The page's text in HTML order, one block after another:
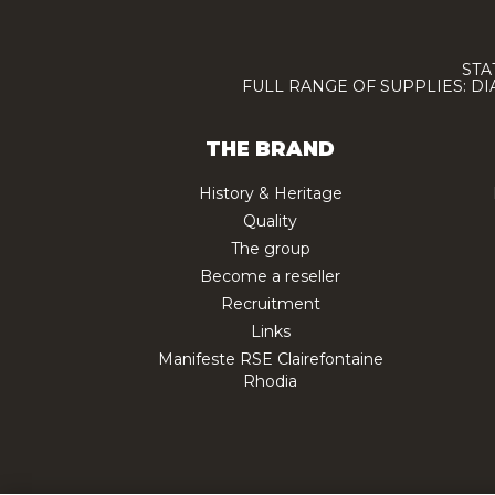
FULL RANGE OF SUPPLIES:
THE BRAND
History & Heritage
Quality
The group
Become a reseller
Recruitment
Links
Manifeste RSE Clairefontaine
Rhodia